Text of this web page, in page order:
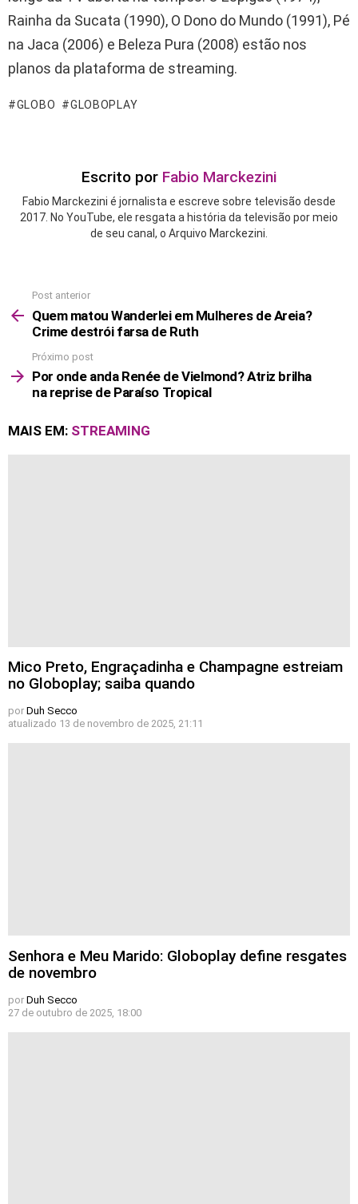
Rainha da Sucata (1990), O Dono do Mundo (1991), Pé
na Jaca (2006) e Beleza Pura (2008) estão nos
planos da plataforma de streaming.
GLOBO GLOBOPLAY
Escrito por Fabio Marckezini
Fabio Marckezini é jornalista e escreve sobre televisão desde
2017. No YouTube, ele resgata a história da televisão por meio
de seu canal, o Arquivo Marckezini.
more
Post anterior
Quem matou Wanderlei em Mulheres de Areia?
Crime destrói farsa de Ruth
Próximo post
Por onde anda Renée de Vielmond? Atriz brilha
na reprise de Paraíso Tropical
MAIS EM: STREAMING
Mico Preto, Engraçadinha e Champagne estreiam
no Globoplay; saiba quando
por Duh Secco
atualizado 13 de novembro de 2025, 21:11
Senhora e Meu Marido: Globoplay define resgates
de novembro
por Duh Secco
27 de outubro de 2025, 18:00